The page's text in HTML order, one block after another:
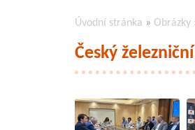
Úvodní stránka » Obrázky
Český